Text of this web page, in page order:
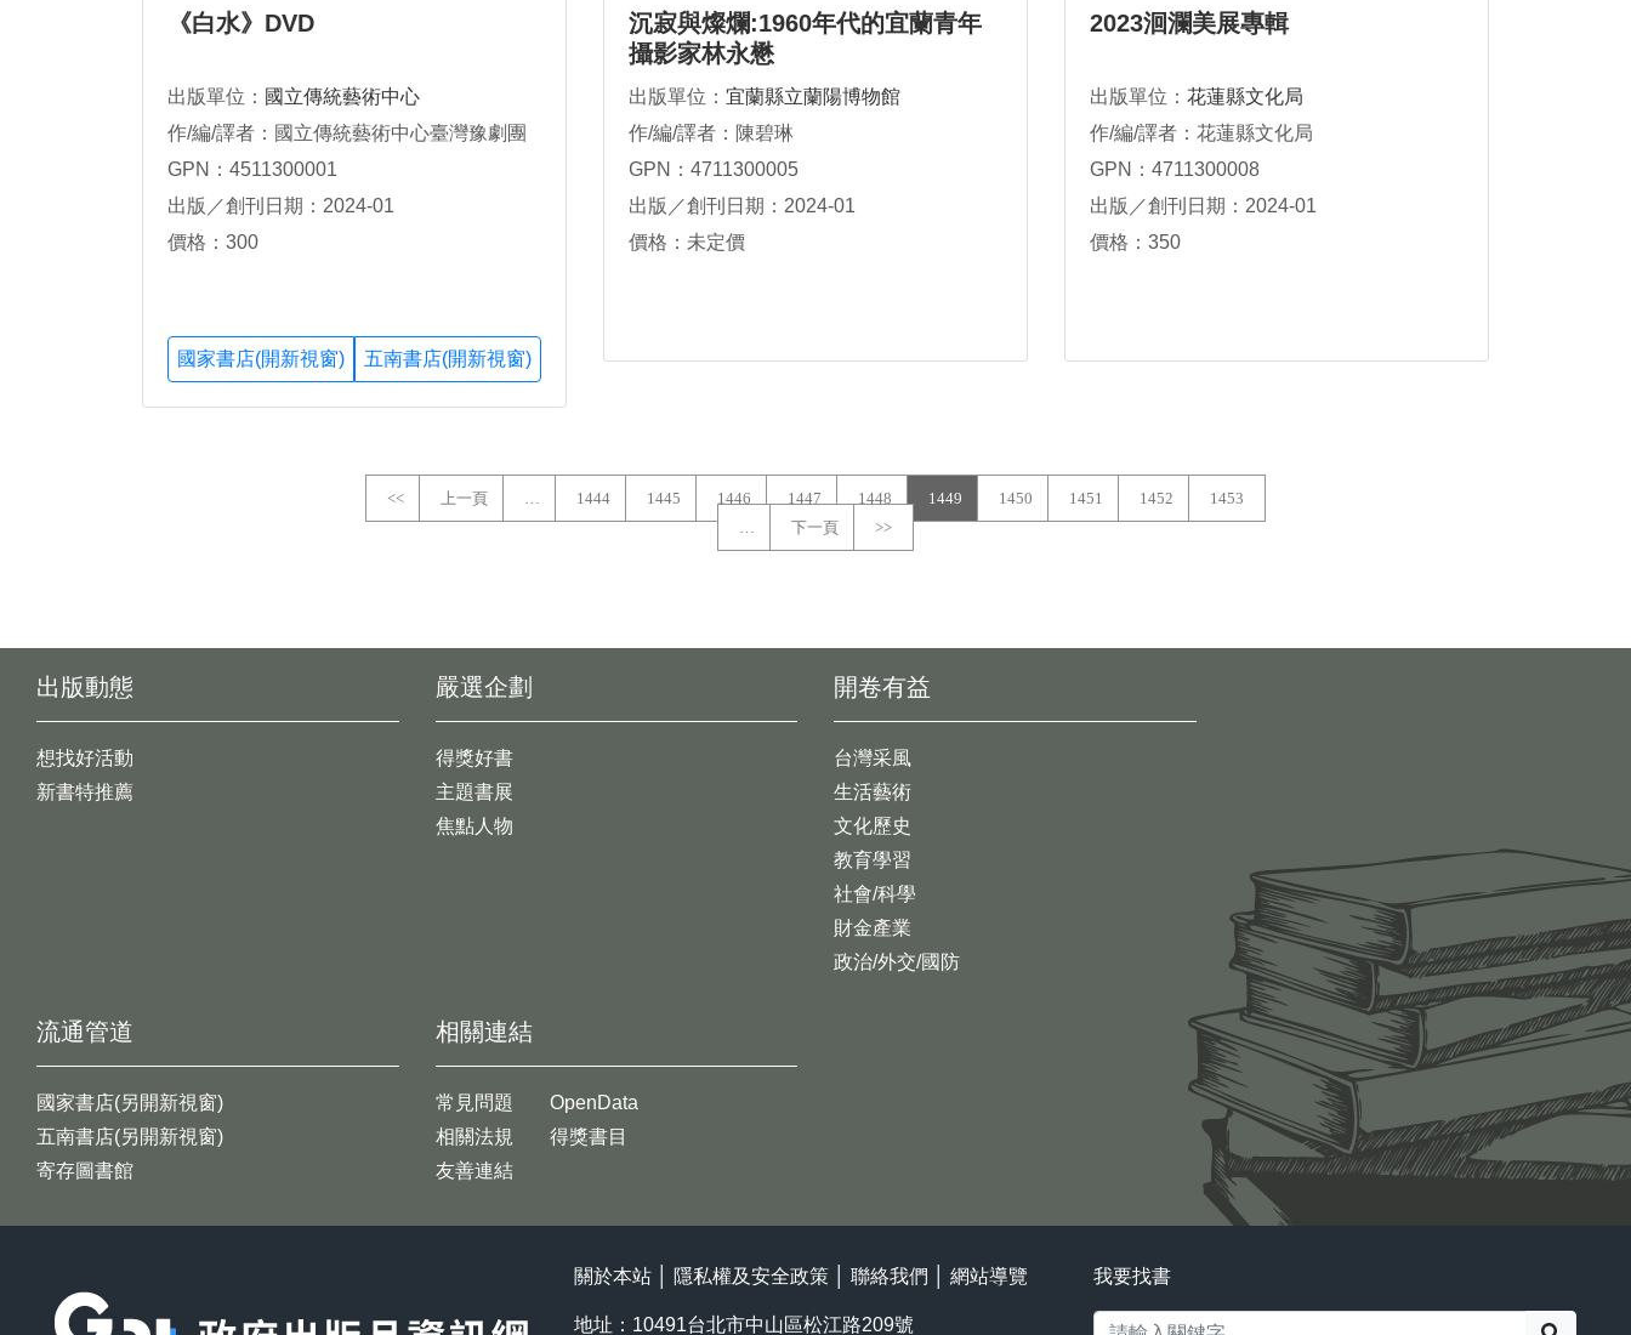
《白水》DVD
出版單位： 國立傳統藝術中心
作/編/譯者：國立傳統藝術中心臺灣豫劇團
GPN：4511300001
出版／創刊日期：2024-01
價格：300
國家書店(開新視窗) 五南書店(開新視窗)
沉寂與燦爛:1960年代的宜蘭青年
攝影家林永懋
出版單位： 宜蘭縣立蘭陽博物館
作/編/譯者：陳碧琳
GPN：4711300005
出版／創刊日期：2024-01
價格：未定價
2023洄瀾美展專輯
出版單位： 花蓮縣文化局
作/編/譯者：花蓮縣文化局
GPN：4711300008
出版／創刊日期：2024-01
價格：350
<< 上一頁 … 1444 1445 1446 1447 1448 1449 1450 1451 1452
1453
…
下一頁 >>
出版動態
想找好活動
新書特推薦
開卷有益
台灣采風
生活藝術
文化歷史
教育學習
社會/科學
財金產業
政治/外交/國防
嚴選企劃
得獎好書
主題書展
焦點人物
流通管道
國家書店(另開新視窗)
五南書店(另開新視窗)
寄存圖書館
相關連結
常見問題
相關法規
友善連結
OpenData
得獎書目
關於本站 隱私權及安全政策 聯絡我們 網站導覽
地址：10491台北市中山區松江路209號
我要找書